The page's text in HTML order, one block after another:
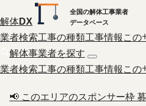
解体DX
全国の解体工事業者
データベース
業者検索工事の種類工事情報 この
解体事業者を探す
業者検索工事の種類工事情報 この
📢 このエリアのスポンサー枠